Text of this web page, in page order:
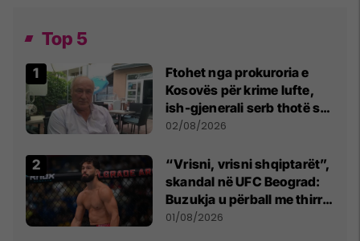
Top 5
Ftohet nga prokuroria e
Kosovës për krime lufte,
ish-gjenerali serb thotë se
dikush e tradhtoi në
02/08/2026
“Vrisni, vrisni shqiptarët”,
skandal në UFC Beograd:
Buzukja u përball me thirrje
anti-shqiptare nga
01/08/2026